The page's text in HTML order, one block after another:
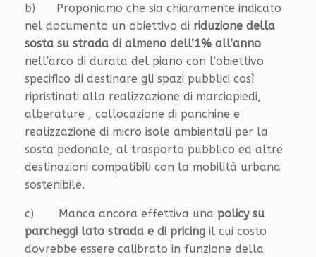
b) Proponiamo che sia chiaramente indicato
nel documento un obiettivo di riduzione della
sosta su strada di almeno dell’1% all’anno
nell’arco di durata del piano con l’obiettivo
specifico di destinare gli spazi pubblici così
ripristinati alla realizzazione di marciapiedi,
alberature , collocazione di panchine e
realizzazione di micro isole ambientali per la
sosta pedonale, al trasporto pubblico ed altre
destinazioni compatibili con la mobilità urbana
sostenibile.
c) Manca ancora effettiva una policy su
parcheggi lato strada e di pricing il cui costo
dovrebbe essere calibrato in funzione della